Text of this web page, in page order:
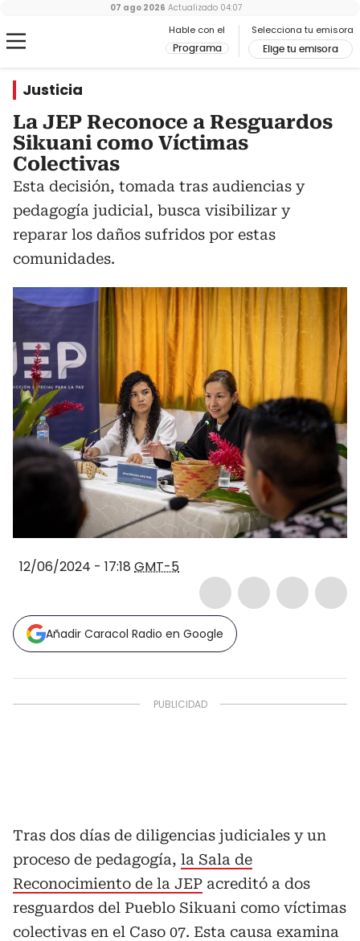
Hable con el
Programa
Selecciona tu emisora
Elige tu emisora
07 ago 2026 Actualizado 04:07
Justicia
La JEP Reconoce a Resguardos
Sikuani como Víctimas
Colectivas
Esta decisión, tomada tras audiencias y
pedagogía judicial, busca visibilizar y
reparar los daños sufridos por estas
comunidades.
12/06/2024 - 17:18 GMT-5
Añadir Caracol Radio en Google
Tras dos días de diligencias judiciales y un
proceso de pedagogía, la Sala de
Reconocimiento de la JEP acreditó a dos
resguardos del Pueblo Sikuani como víctimas
colectivas en el Caso 07. Esta causa examina